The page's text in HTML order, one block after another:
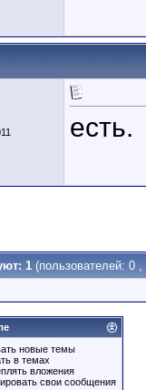
есть.
1 (пользователей: 0 ,
новые темы
в темах
вложения
свои сообщения